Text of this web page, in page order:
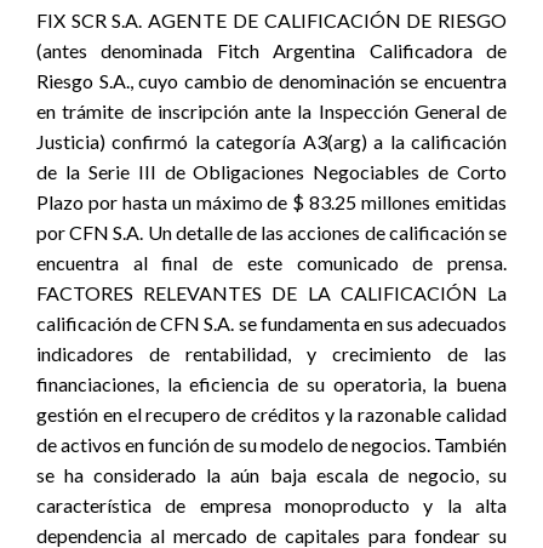
FIX SCR S.A. AGENTE DE CALIFICACIÓN DE RIESGO
(antes denominada Fitch Argentina Calificadora de
Riesgo S.A., cuyo cambio de denominación se encuentra
en trámite de inscripción ante la Inspección General de
Justicia) confirmó la categoría A3(arg) a la calificación
de la Serie III de Obligaciones Negociables de Corto
Plazo por hasta un máximo de $ 83.25 millones emitidas
por CFN S.A. Un detalle de las acciones de calificación se
encuentra al final de este comunicado de prensa.
FACTORES RELEVANTES DE LA CALIFICACIÓN La
calificación de CFN S.A. se fundamenta en sus adecuados
indicadores de rentabilidad, y crecimiento de las
financiaciones, la eficiencia de su operatoria, la buena
gestión en el recupero de créditos y la razonable calidad
de activos en función de su modelo de negocios. También
se ha considerado la aún baja escala de negocio, su
característica de empresa monoproducto y la alta
dependencia al mercado de capitales para fondear su